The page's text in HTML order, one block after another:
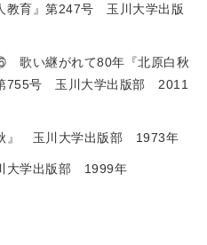
教育』第247号 玉川大学出版
歌い継がれて80年『北原白秋
755号 玉川大学出版部 2011
』 玉川大学出版部 1973年
大学出版部 1999年